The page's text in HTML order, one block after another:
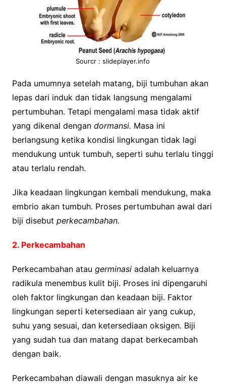
Sourcr : slideplayer.info
Pada umumnya setelah matang, biji tumbuhan akan
lepas dari induk dan tidak langsung mengalami
pertumbuhan. Tetapi mengalami masa tidak aktif
yang dikenal dengan dormansi. Masa ini
berlangsung ketika kondisi lingkungan tidak lagi
mendukung untuk tumbuh, seperti suhu terlalu tinggi
atau terlalu rendah.
Jika keadaan lingkungan kembali mendukung, maka
embrio akan tumbuh. Proses pertumbuhan awal dari
biji disebut perkecambahan.
2. Perkecambahan
Perkecambahan atau germinasi adalah keluarnya
radikula menembus kulit biji. Proses ini dipengaruhi
oleh faktor lingkungan dan keadaan biji. Faktor
lingkungan seperti ketersediaan air yang cukup,
suhu yang sesuai, dan ketersediaan oksigen. Biji
yang sudah tua dan matang dapat berkecambah
dengan baik.
Perkecambahan diawali dengan masuknya air ke